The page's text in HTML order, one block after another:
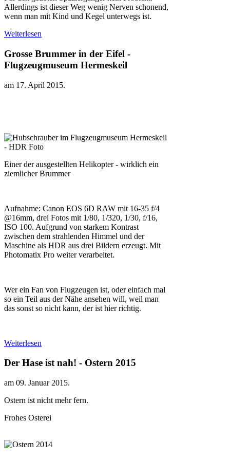
Allerdings ist dieser Weg wenig Nerven schonend,
wenn man mit Kind und Kegel unterwegs ist.
Weiterlesen
Grosse Brummer in der Eifel -
Flugzeugmuseum Hermeskeil
am 17. April 2015.
Einer der ausgestellten Helikopter - wirklich ein
ziemlicher Brummer
Aufnahme: Canon EOS 6D RAW mit 16-35 f/4
@16mm, drei Fotos mit 1/80, 1/320, 1/30, f/16,
ISO 100. Aufgrund von starkem Kontrast
zwischen dem strahlenden Himmel und der
Maschine als HDR aus drei Bildern erzeugt. Mit
Photomatix Pro weiter verarbeitet.
Wer ein Fan von Flugzeugen ist, oder einfach mal
so ein Teil aus der Nähe ansehen will, weil man
das sonst so nicht kann, der ist hier richtig.
Weiterlesen
Der Hase ist nah! - Ostern 2015
am 09. Januar 2015.
Ostern ist nicht mehr fern.
Frohes Osterei